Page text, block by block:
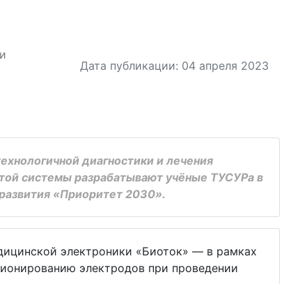
Дата публикации: 04 апреля 2023
диагностики и лечения
системы разрабатывают учёные ТУСУРа в
«Приоритет 2030».
электроники «Биоток» — в рамках
электродов при проведении